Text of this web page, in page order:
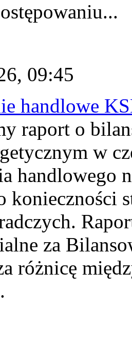
09:45
handlowe
raport o
w
handlowego
konieczności
za
różnicę